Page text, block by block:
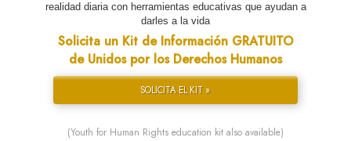
realidad diaria con herramientas educativas que ayudan a
darles a la vida
Solicita un Kit de Información GRATUITO
de Unidos por los Derechos Humanos
SOLICITA EL KIT »
(Youth for Human Rights education kit also available)